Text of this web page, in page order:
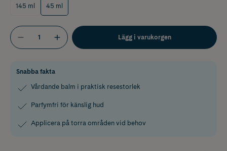
145 ml 45 ml
Lägg i varukorgen
Snabba fakta
Vårdande balm i praktisk resestorlek
Parfymfri för känslig hud
Applicera på torra områden vid behov